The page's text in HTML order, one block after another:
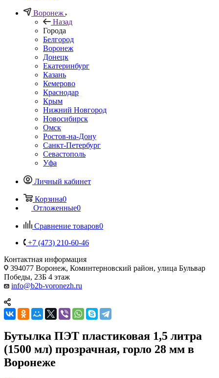
Воронеж
Назад
Города
Белгород
Воронеж
Донецк
Екатеринбург
Казань
Кемерово
Краснодар
Крым
Нижний Новгород
Новосибирск
Омск
Ростов-на-Дону
Санкт-Петербург
Севастополь
Уфа
Личный кабинет
Корзина0
Отложенные0
Сравнение товаров0
+7 (473) 210-60-46
Контактная информация
394077 Воронеж, Коминтерновский район, улица Бульвар
Победы, 23Б​ 4 этаж
info@b2b-voronezh.ru
Бутылка ПЭТ пластиковая 1,5 литра
(1500 мл) прозрачная, горло 28 мм в
Воронеже